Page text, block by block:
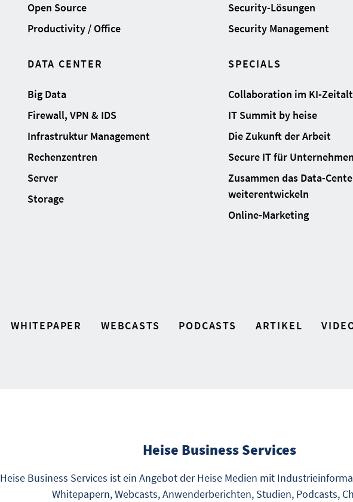
Open Source
Productivity / Office
Security-Lösungen
Security Management
DATA CENTER
Big Data
Firewall, VPN & IDS
Infrastruktur Management
Rechenzentren
Server
Storage
SPECIALS
Collaboration im KI-
IT Summit by heise
Die Zukunft der Arbeit
Secure IT für Unternehmen
Zusammen das Data-
weiterentwickeln
Online-Marketing
WHITEPAPER WEBCASTS PODCASTS ARTIKEL
Heise Business Services
Heise Business Services ist ein Angebot der Heise Medien mit
Whitepapern, Webcasts, Anwenderberichten, Studien, Podcasts,